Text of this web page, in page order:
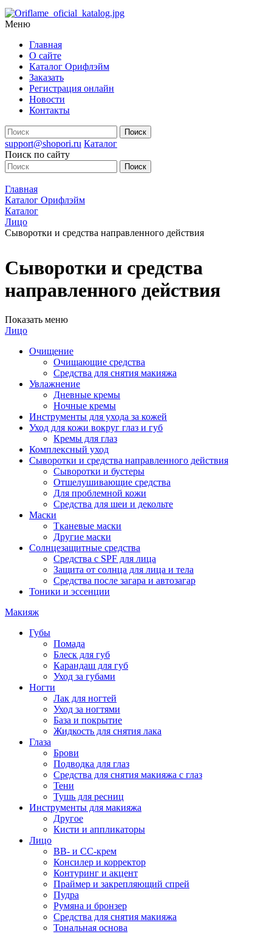
Меню
Главная
О сайте
Каталог Орифлэйм
Заказать
Регистрация онлайн
Новости
Контакты
support@shopori.ru Каталог
Поиск по сайту
Главная
Каталог Орифлэйм
Каталог
Лицо
Сыворотки и средства направленного действия
Сыворотки и средства
направленного действия
Показать меню
Лицо
Очищение
Очищающие средства
Средства для снятия макияжа
Увлажнение
Дневные кремы
Ночные кремы
Инструменты для ухода за кожей
Уход для кожи вокруг глаз и губ
Кремы для глаз
Комплексный уход
Сыворотки и средства направленного действия
Сыворотки и бустеры
Отшелушивающие средства
Для проблемной кожи
Средства для шеи и декольте
Маски
Тканевые маски
Другие маски
Солнцезащитные средства
Средства с SPF для лица
Защита от солнца для лица и тела
Средства после загара и автозагар
Тоники и эссенции
Макияж
Губы
Помада
Блеск для губ
Карандаш для губ
Уход за губами
Ногти
Лак для ногтей
Уход за ногтями
База и покрытие
Жидкость для снятия лака
Глаза
Брови
Подводка для глаз
Средства для снятия макияжа с глаз
Тени
Тушь для ресниц
Инструменты для макияжа
Другое
Кисти и аппликаторы
Лицо
BB- и CC-крем
Консилер и корректор
Контуринг и акцент
Праймер и закрепляющий спрей
Пудра
Румяна и бронзер
Средства для снятия макияжа
Тональная основа